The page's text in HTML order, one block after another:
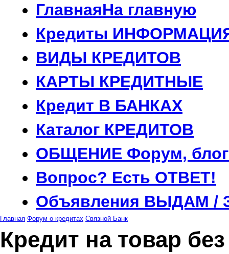
ГлавнаяНа главную
Кредиты
ВИДЫ КРЕДИТОВ
КАРТЫ КРЕДИТНЫЕ
Кредит В БАНКАХ
Каталог КРЕДИТОВ
ОБЩЕНИЕ Форум,
Вопрос? Есть ОТВЕТ!
Объявления ВЫДАМ /
Главная Форум о кредитах Связной Банк
Кредит на товар